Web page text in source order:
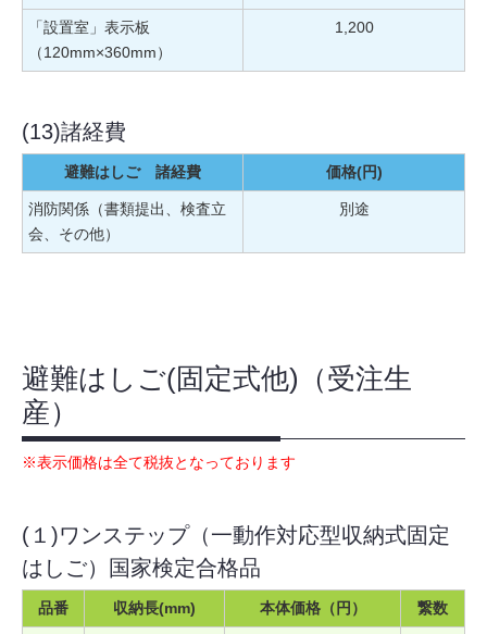
「設置室」表示板
（120mm×360mm）
1,200
(13)諸経費
避難はしご 諸経費 価格(円)
消防関係（書類提出、検査立
会、その他）
別途
避難はしご(固定式他)（受注生
産）
※表示価格は全て税抜となっております
(１)ワンステップ（一動作対応型収納式固定
はしご）国家検定合格品
品番 収納長(mm) 本体価格（円） 繋数